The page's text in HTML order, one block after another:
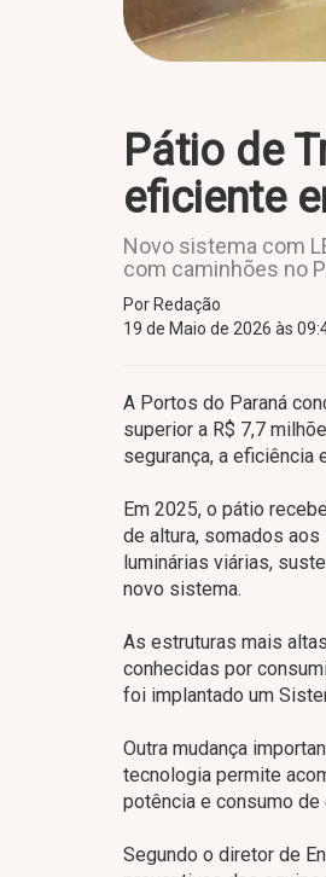
Pátio de
eficiente
Novo sistema com
com caminhões no
Por Redação
19 de Maio de 2026 às
A Portos do Paraná
superior a R$ 7,7
segurança, a eficiência
Em 2025, o pátio
de altura, somados
luminárias viárias,
novo sistema.
As estruturas mais
conhecidas por
foi implantado um
Outra mudança
tecnologia permite
potência e consumo de
Segundo o diretor de